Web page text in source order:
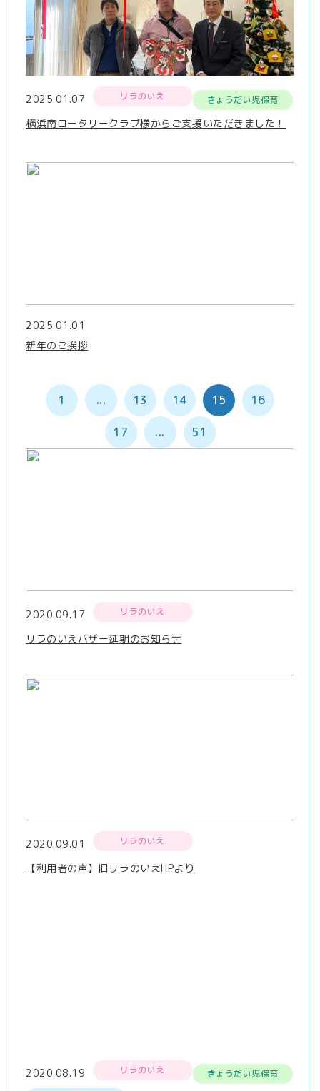
2025.01.07 リラのいえ きょうだい児保育
横浜南ロータリークラブ様からご支援いただきました！
2025.01.01
新年のご挨拶
1 ... 13 14 15 16
17 ... 51
2020.09.17 リラのいえ
リラのいえバザー延期のお知らせ
2020.09.01 リラのいえ
【利用者の声】旧リラのいえHPより
2020.08.19 リラのいえ
きょうだい児保育